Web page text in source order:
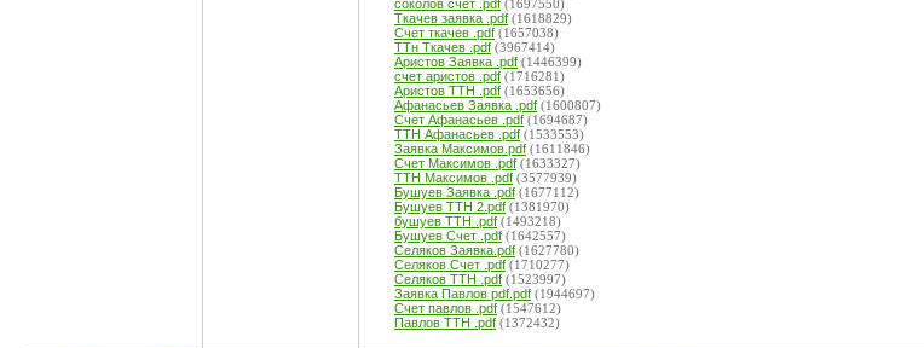
соколов счет .pdf (1697550)
Ткачев заявка .pdf (1618829)
Счет ткачев .pdf (1657038)
ТТн Ткачев .pdf (3967414)
Аристов Заявка .pdf (1446399)
счет аристов .pdf (1716281)
Аристов ТТН .pdf (1653656)
Афанасьев Заявка .pdf (1600807)
Счет Афанасьев .pdf (1694687)
ТТН Афанасьев .pdf (1533553)
Заявка Максимов.pdf (1611846)
Счет Максимов .pdf (1633327)
ТТН Максимов .pdf (3577939)
Бушуев Заявка .pdf (1677112)
Бушуев ТТН 2.pdf (1381970)
бушуев ТТН .pdf (1493218)
Бушуев Счет .pdf (1642557)
Селяков Заявка.pdf (1627780)
Селяков Счет .pdf (1710277)
Селяков ТТН .pdf (1523997)
Заявка Павлов pdf.pdf (1944697)
Счет павлов .pdf (1547612)
Павлов ТТН .pdf (1372432)